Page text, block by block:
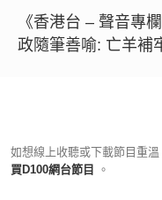
《香港台 – 聲音專
政隨筆善喻: 亡羊補
如想線上收聽或下載節目重溫
買D100網台節目
。